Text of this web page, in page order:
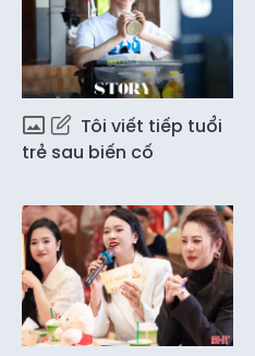
Tôi viết tiếp tuổi
trẻ sau biến cố